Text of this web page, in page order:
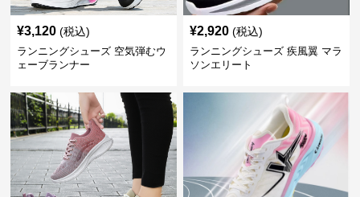
¥3,120 (税込)
ランニングシューズ 空気弾むウ
ェーブランナー
¥2,920 (税込)
ランニングシューズ 疾風翼 マラ
ソンエリート